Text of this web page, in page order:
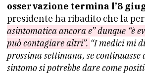
osservazione termina l’8
presidente ha ribadito che la
asintomatica ancora e” dunque “è
può contagiare altri”. “I medici mi
prossima settimana, se continuasse
sintomo si potrebbe dare come